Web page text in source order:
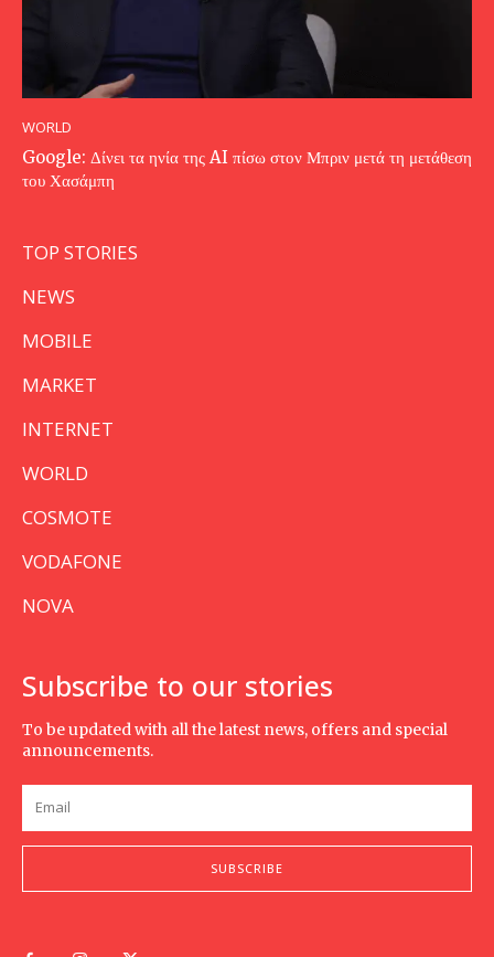
WORLD
Google: Δίνει τα ηνία της AI πίσω στον Μπριν μετά τη μετάθεση
του Χασάμπη
TOP STORIES
NEWS
MOBILE
MARKET
INTERNET
WORLD
COSMOTE
VODAFONE
NOVA
Subscribe to our stories
To be updated with all the latest news, offers and special
announcements.
SUBSCRIBE